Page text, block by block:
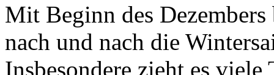
Mit Beginn des
nach und nach die
Insbesondere zieht es viele